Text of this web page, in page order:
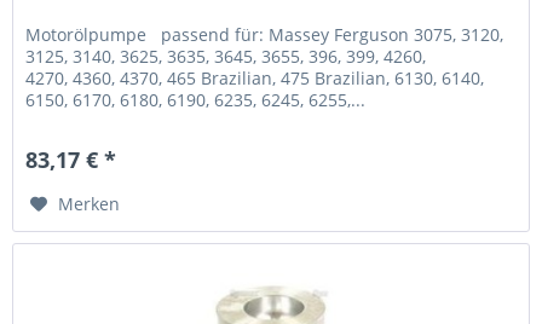
Motorölpumpe passend für: Massey Ferguson 3075, 3120,
3125, 3140, 3625, 3635, 3645, 3655, 396, 399, 4260,
4270, 4360, 4370, 465 Brazilian, 475 Brazilian, 6130, 6140,
6150, 6170, 6180, 6190, 6235, 6245, 6255,...
83,17 € *
Merken